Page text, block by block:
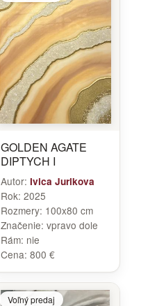
GOLDEN AGATE
DIPTYCH I
Autor: Ivica Jurikova
Rok: 2025
Rozmery: 100x80 cm
Značenie: vpravo dole
Rám: nie
Cena: 800 €
Voľný predaj